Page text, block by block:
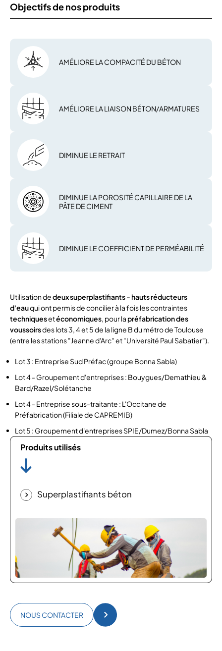
Produits utilisés
Superplastifiants béton
NOUS CONTACTER
Objectifs de nos produits
AMÉLIORE LA COMPACITÉ DU BÉTON
AMÉLIORE LA LIAISON BÉTON/ARMATURES
DIMINUE LE RETRAIT
DIMINUE LA POROSITÉ CAPILLAIRE DE LA
PÂTE DE CIMENT
DIMINUE LE COEFFICIENT DE PERMÉABILITÉ
Utilisation dedeux superplastifiants - hauts réducteurs
d'eauqui ont permis de concilier à la fois les contraintes
techniquesetéconomiques, pour la préfabrication des
voussoirsdes lots 3, 4 et 5 de la ligne B du métro de Toulouse
(entre les stations "Jeanne d'Arc" et "Université Paul Sabatier").
Lot 3 : Entreprise Sud Préfac (groupe Bonna Sabla)
Lot 4 - Groupement d'entreprises : Bouygues/Demathieu &
Bard/Razel/Solétanche
Lot 4 - Entreprise sous-traitante : L'Occitane de
Préfabrication (Filiale de CAPREMIB)
Lot 5 : Groupement d'entreprises SPIE/Dumez/Bonna Sabla